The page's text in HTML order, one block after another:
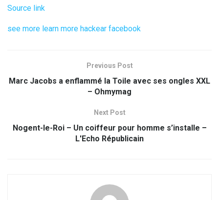
Source link
see more learn more hackear facebook
Previous Post
Marc Jacobs a enflammé la Toile avec ses ongles XXL
– Ohmymag
Next Post
Nogent-le-Roi – Un coiffeur pour homme s’installe –
L'Echo Républicain